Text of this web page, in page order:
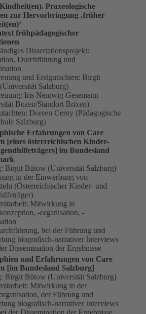
Praxeologische
zur Hervorbringung ‚früher
frühpädagogischer
Dissertationsprojekt:
Durchführung und
und Erstgutachten: Birgit
Salzburg)
Iris Nentwig-Gesemann
Bozen/Standort Brixen)
Doreen Cerny (Pädagogische
Salzburg)
Erfahrungen von Care
[eines österreichischen Kinder-
im Bundesland
Birgit Bütow (Universität Salzburg)
in der Einwerbung von
(Österreichischer Kinder- und
Mitwirkung in
-organisation, -
bei der Führung und
biografisch-narrativer Interviews
Dissemination der Ergebnisse
und Erfahrungen von Care
[im Bundesland Salzburg]
Birgit Bütow (Universität Salzburg)
Mitwirkung in der
der Führung und
biografisch-narrativer Interviews
der Dissemination der Ergebnisse